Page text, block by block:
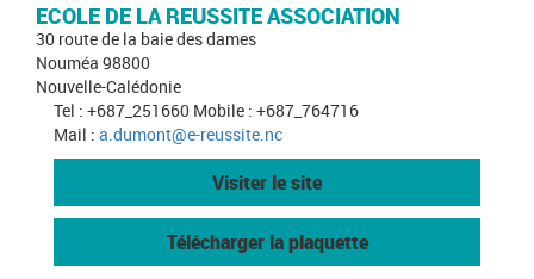
ECOLE DE LA REUSSITE ASSOCIATION
30 route de la baie des dames
Nouméa 98800
Nouvelle-Calédonie
Tel : +687_251660 Mobile : +687_764716
Mail : a.dumont@e-reussite.nc
Visiter le site
Télécharger la plaquette